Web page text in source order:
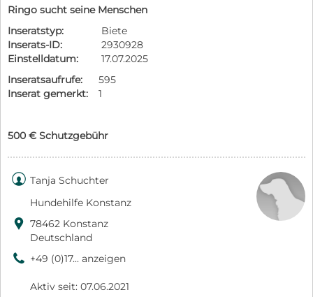
Ringo sucht seine Menschen
Inseratstyp:
Biete
Inserats-ID:
2930928
Einstelldatum:
17.07.2025
Inseratsaufrufe:
595
Inserat gemerkt:
1
500 € Schutzgebühr
 Tanja Schuchter
Hundehilfe Konstanz
 78462 Konstanz
Deutschland
9 +49 (0)17... anzeigen
Aktiv seit: 07.06.2021